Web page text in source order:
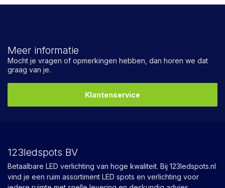
Meer informatie
Mocht je vragen of opmerkingen hebben, dan horen we dat
graag van je.
Klantenservice
123ledspots BV
Betaalbare LED verlichting van hoge kwaliteit. Bij 123ledspots.nl
vind je een ruim assortiment LED spots en verlichting voor